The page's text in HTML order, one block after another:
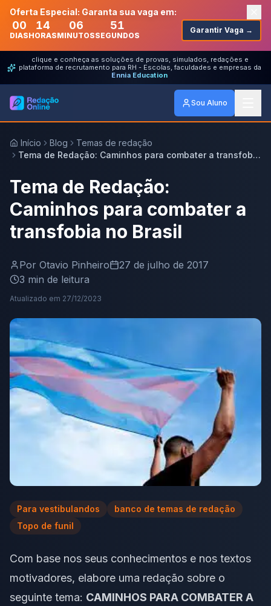
Oferta Especial: Garanta sua vaga em:
00
DIAS
14
HORAS
06
MINUTOS
51
SEGUNDOS
Garantir Vaga →
clique e conheça as soluções de provas, simulados, redações e
plataforma de recrutamento para RH - Escolas, faculdades e empresas da
Ennia Education
Sou Aluno
Início Blog
Temas de redação
Tema de Redação: Caminhos para combater a transfobia
Tema de Redação:
Caminhos para combater a
transfobia no Brasil
Por Otavio Pinheiro
27 de julho de 2017
3 min de leitura
Atualizado em 27/12/2023
Para vestibulandos
banco de temas de redação
Topo de funil
Com base nos seus conhecimentos e nos textos
motivadores, elabore uma redação sobre o
seguinte tema: CAMINHOS PARA COMBATER A